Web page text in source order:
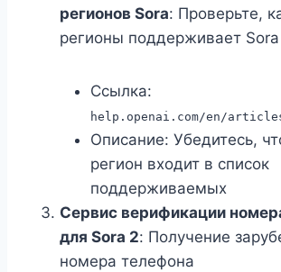
регионов Sora: Проверьте,
регионы поддерживает Sora
Ссылка:
help.openai.com/en/
Описание: Убедитесь,
регион входит в список
поддерживаемых
Сервис верификации
для Sora 2: Получение
номера телефона